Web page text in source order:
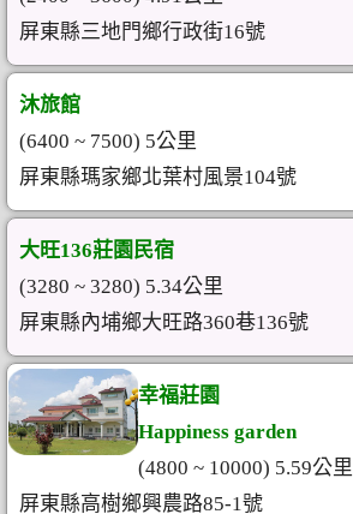
屏東縣三地門鄉行政街16號
沐旅館
(6400 ~ 7500) 5公里
屏東縣瑪家鄉北葉村風景104號
大旺136莊園民宿
(3280 ~ 3280) 5.34公里
屏東縣內埔鄉大旺路360巷136號
幸福莊園
Happiness garden
(4800 ~ 10000) 5.59公里
屏東縣高樹鄉興農路85-1號